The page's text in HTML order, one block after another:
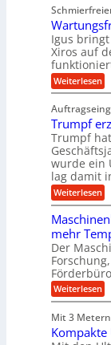
b
u
n
g
e
n
e
w
e
g
u
n
g
e
n
d
M
a
s
c
h
i
e
n
b
a
u
e
u
g
k
r
e
i
s
a
u
f
g
e
l
s
c
h
i
e
e
n
f
ü
h
r
u
n
g
e
n
B
S
C
L
w
e
i
t
e
r
Igus
Xiros auf
Weiterlesen:
W
r
t
u
n
g
s
r
e
e
s
H
y
b
r
i
d
-
u
Trumpf
Trumpf
wurde ein
lag damit
Weiterlesen:
T
u
m
p
f
e
r
z
i
e
t
mehr
Der
Weiterlesen:
M
s
c
Mit 3
Kompakte